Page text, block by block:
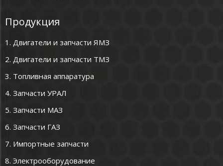
Продукция
1. Двигатели и запчасти ЯМЗ
2. Двигатели и запчасти ТМЗ
3. Топливная аппаратура
4. Запчасти УРАЛ
5. Запчасти МАЗ
6. Запчасти ГАЗ
7. Импортные запчасти
8. Электрооборудование